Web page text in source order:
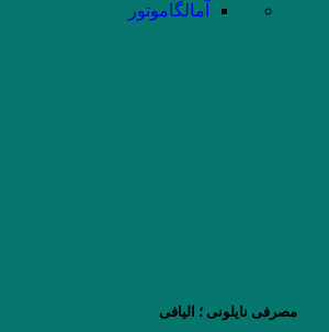
آمالگاموتور
مصرفی نایلونی ؛ الیافی